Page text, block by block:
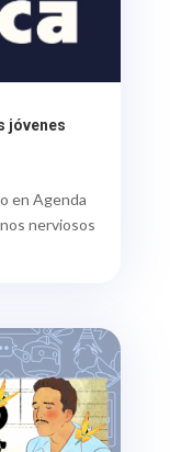
jóvenes
en Agenda
nerviosos